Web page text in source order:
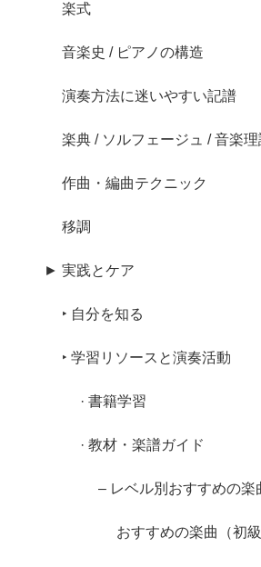
楽式
音楽史 / ピアノの構造
演奏方法に迷いやすい記譜
楽典 / ソルフェージュ / 音楽
作曲・編曲テクニック
移調
► 実践とケア
‣ 自分を知る
‣ 学習リソースと演奏活動
· 書籍学習
· 教材・楽譜ガイド
– レベル別おすすめの楽
おすすめの楽曲（初級